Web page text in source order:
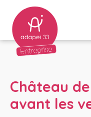
Château
avant les